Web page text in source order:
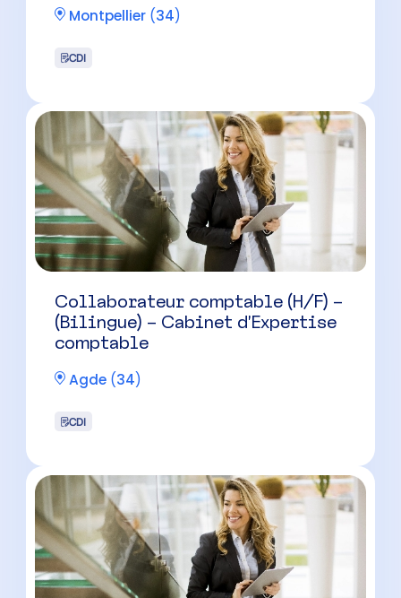
Montpellier (34)
CDI
Collaborateur comptable (H/F) –
(Bilingue) – Cabinet d’Expertise
comptable
Agde (34)
CDI